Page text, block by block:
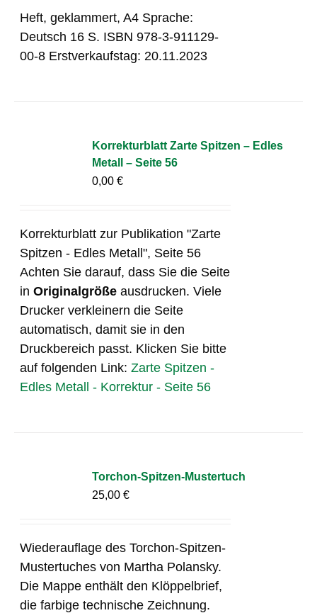
Heft, geklammert, A4 Sprache:
Deutsch 16 S. ISBN 978-3-911129-
00-8 Erstverkaufstag: 20.11.2023
Korrekturblatt Zarte Spitzen – Edles
Metall – Seite 56
0,00€
Korrekturblatt zur Publikation "Zarte
Spitzen - Edles Metall", Seite 56
Achten Sie darauf, dass Sie die Seite
inOriginalgröße ausdrucken. Viele
Drucker verkleinern die Seite
automatisch, damit sie in den
Druckbereich passt. Klicken Sie bitte
auf folgenden Link:Zarte Spitzen -
Edles Metall - Korrektur - Seite 56
Torchon-Spitzen-Mustertuch
25,00€
Wiederauflage des Torchon-Spitzen-
Mustertuches von Martha Polansky.
Die Mappe enthält den Klöppelbrief,
die farbige technische Zeichnung.